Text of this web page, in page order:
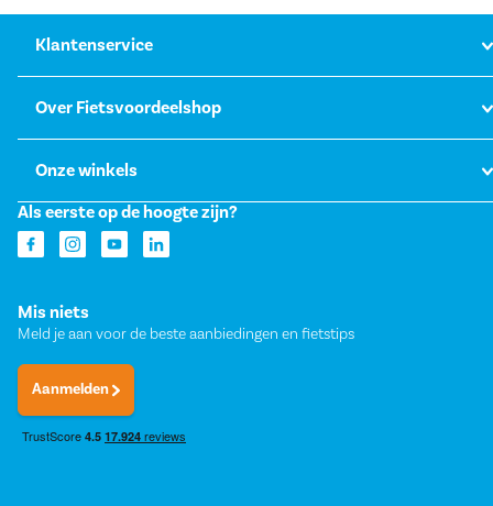
Klantenservice
Over Fietsvoordeelshop
Onze winkels
Als eerste op de hoogte zijn?
Mis niets
Meld je aan voor de beste aanbiedingen en fietstips
Aanmelden